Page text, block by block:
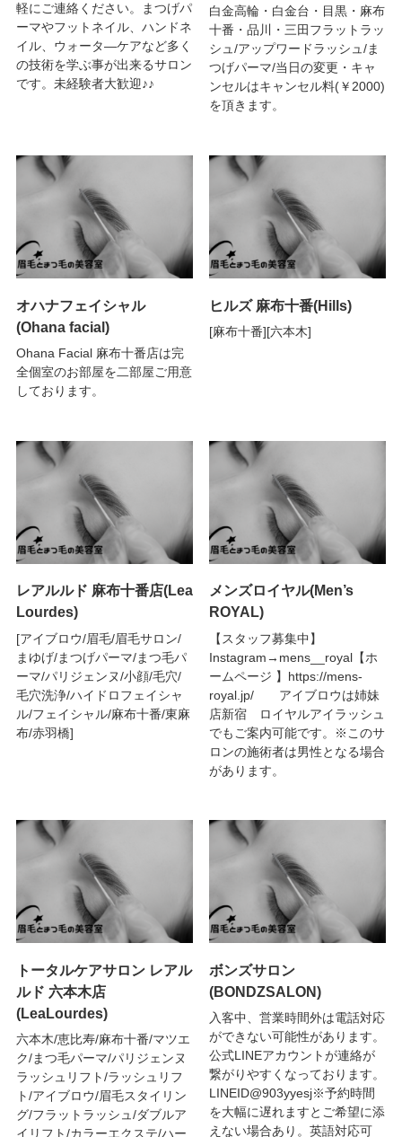
軽にご連絡ください。まつげパ
ーマやフットネイル、ハンドネ
イル、ウォータ―ケアなど多く
の技術を学ぶ事が出来るサロン
です。未経験者大歓迎♪♪
白金高輪・白金台・目黒・麻布
十番・品川・三田フラットラッ
シュ/アップワードラッシュ/ま
つげパーマ/当日の変更・キャ
ンセルはキャンセル料(￥2000)
を頂きます。
オハナフェイシャル
(Ohana facial)
Ohana Facial 麻布十番店は完
全個室のお部屋を二部屋ご用意
しております。
ヒルズ 麻布十番(Hills)
[麻布十番][六本木]
レアルルド 麻布十番店(Lea
Lourdes)
[アイブロウ/眉毛/眉毛サロン/
まゆげ/まつげパーマ/まつ毛パ
ーマ/パリジェンヌ/小顔/毛穴/
毛穴洗浄/ハイドロフェイシャ
ル/フェイシャル/麻布十番/東麻
布/赤羽橋]
メンズロイヤル(Men’s
ROYAL)
【スタッフ募集中】
Instagram→mens__royal【ホ
ームページ 】https://mens-
royal.jp/ アイブロウは姉妹
店新宿 ロイヤルアイラッシュ
でもご案内可能です。※このサ
ロンの施術者は男性となる場合
があります。
トータルケアサロン レアル
ルド 六本木店
(LeaLourdes)
六本木/恵比寿/麻布十番/マツエ
ク/まつ毛パーマ/パリジェンヌ
ラッシュリフト/ラッシュリフ
ト/アイブロウ/眉毛スタイリン
グ/フラットラッシュ/ダブルア
イリフト/カラーエクステ/ハー
ボンズサロン
(BONDZSALON)
入客中、営業時間外は電話対応
ができない可能性があります。
公式LINEアカウントが連絡が
繋がりやすくなっております。
LINEID@903yyesj※予約時間
を大幅に遅れますとご希望に添
えない場合あり。英語対応可